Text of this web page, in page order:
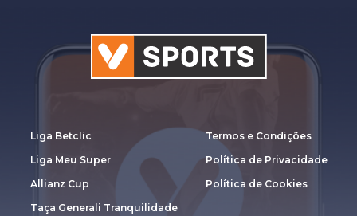
Liga Betclic
Liga Meu Super
Allianz Cup
Taça Generali Tranquilidade
Termos e Condições
Política de Privacidade
Política de Cookies